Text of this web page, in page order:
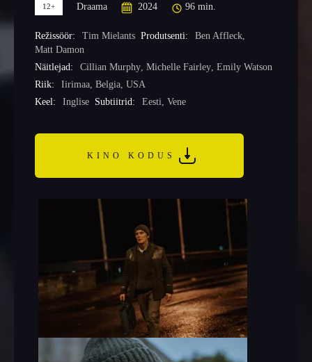
12+ Draama 2024 96 min.
Režissöör: Tim Mielants Produtsenti: Ben Affleck,
Matt Damon
Näitlejad:
Cillian Murphy, Michelle Fairley, Emily Watson
Riik:
Iirimaa, Belgia, USA
Keel:
Inglise Subtiitrid: Eesti, Vene
KINO KODUS